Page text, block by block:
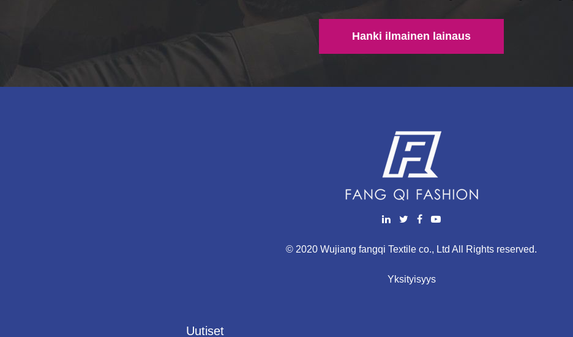
Hanki ilmainen lainaus
© 2020 Wujiang fangqi Textile co., Ltd All Rights reserved.
Yksityisyys
Uutiset